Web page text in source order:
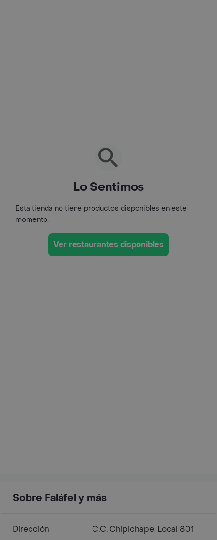
Lo Sentimos
Esta tienda no tiene productos disponibles en este
momento.
Ver restaurantes disponibles
Sobre Faláfel y más
Dirección C.C. Chipichape, Local 801